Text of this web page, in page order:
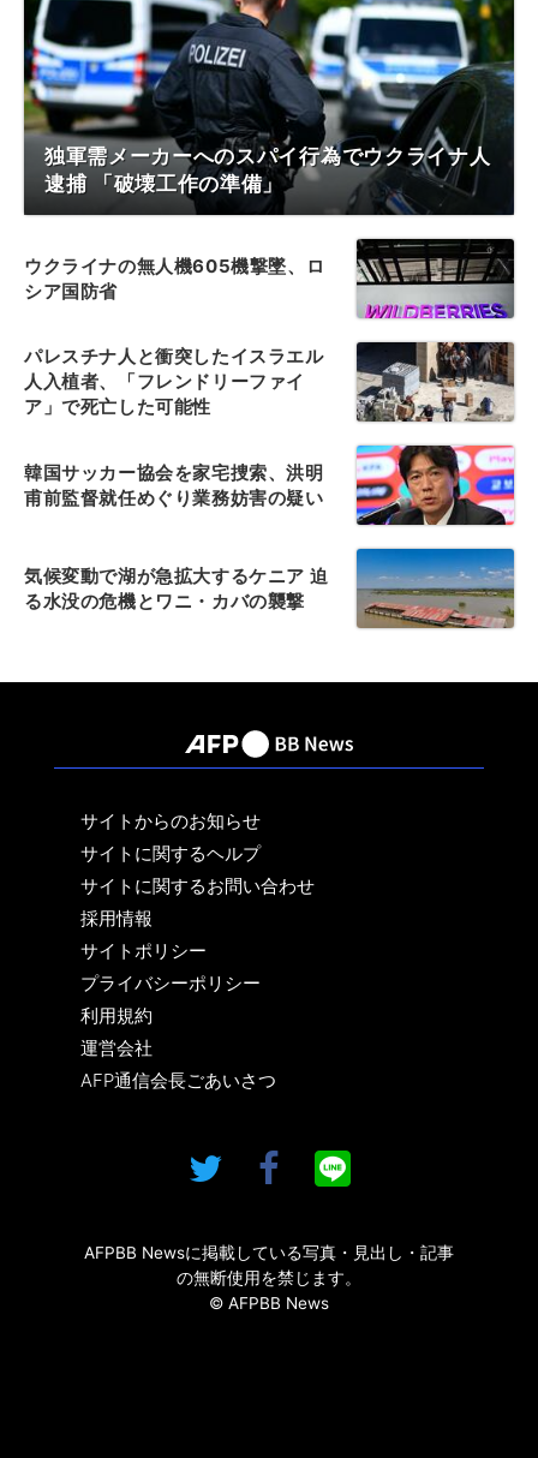
独軍需メーカーへのスパイ行為でウクライナ人
逮捕 「破壊工作の準備」
ウクライナの無人機605機撃墜、ロ
シア国防省
パレスチナ人と衝突したイスラエル
人入植者、「フレンドリーファイ
ア」で死亡した可能性
韓国サッカー協会を家宅捜索、洪明
甫前監督就任めぐり業務妨害の疑い
気候変動で湖が急拡大するケニア 迫
る水没の危機とワニ・カバの襲撃
サイトからのお知らせ
サイトに関するヘルプ
サイトに関するお問い合わせ
採用情報
サイトポリシー
プライバシーポリシー
利用規約
運営会社
AFP通信会長ごあいさつ
AFPBB Newsに掲載している写真・見出し・記事
の無断使用を禁じます。
© AFPBB News